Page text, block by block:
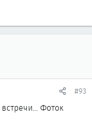
#93
Фоток